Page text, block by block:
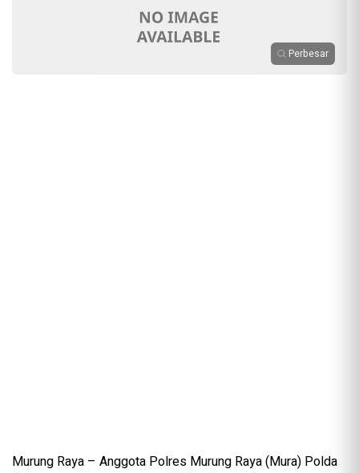
Perbesar
Murung Raya – Anggota Polres Murung Raya (Mura) Polda